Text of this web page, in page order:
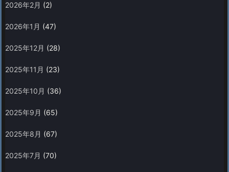
2026年2月 (2)
2026年1月 (47)
2025年12月 (28)
2025年11月 (23)
2025年10月 (36)
2025年9月 (65)
2025年8月 (67)
2025年7月 (70)